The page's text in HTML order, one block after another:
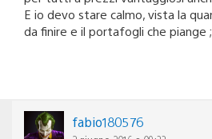
E io devo stare calmo, vista la
da finire e il portafogli che piange
fabio180576